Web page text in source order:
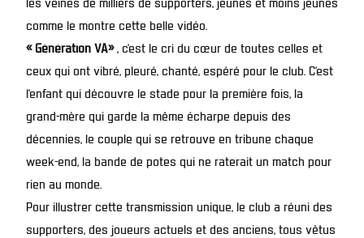
comme le montre cette belle vidéo.
« Génération VA», c’est le cri du cœur de toutes celles et
ceux qui ont vibré, pleuré, chanté, espéré pour le club. C’est
l’enfant qui découvre le stade pour la première fois, la
grand-mère qui garde la même écharpe depuis des
décennies, le couple qui se retrouve en tribune chaque
week-end, la bande de potes qui ne raterait un match pour
rien au monde.
Pour illustrer cette transmission unique, le club a réuni des
supporters, des joueurs actuels et des anciens, tous vêtus